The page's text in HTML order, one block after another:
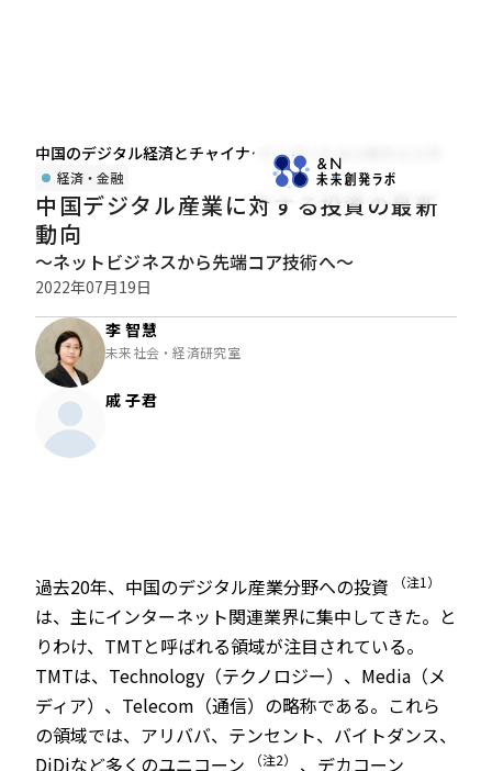
中国のデジタル経済とチャイナ･イノベーションのトレンド
経済・金融
中国デジタル産業に対する投資の最新
動向
～ネットビジネスから先端コア技術へ～
2022年07月19日
李 智慧
未来社会・経済研究室
戚 子君
過去20年、中国のデジタル産業分野への投資 （注1）
は、主にインターネット関連業界に集中してきた。と
りわけ、TMTと呼ばれる領域が注目されている。
TMTは、Technology（テクノロジー）、Media（メ
ディア）、Telecom（通信）の略称である。これら
の領域では、アリババ、テンセント、バイトダンス、
DiDiなど多くのユニコーン
（注2） 、デカコーン